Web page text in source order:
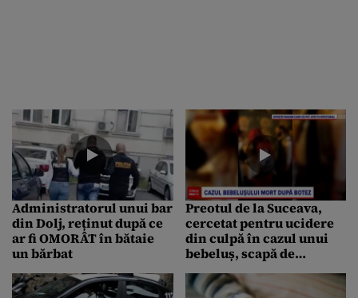
Administratorul unui bar
din Dolj, reținut după ce
ar fi OMORÂT în bătaie
un bărbat
Preotul de la Suceava,
cercetat pentru ucidere
din culpă în cazul unui
bebeluș, scapă de
procurorii